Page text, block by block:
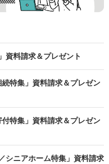
資料請求＆プレゼント
特集」資料請求＆プレゼン
特集」資料請求＆プレゼン
シニアホーム特集」資料請求